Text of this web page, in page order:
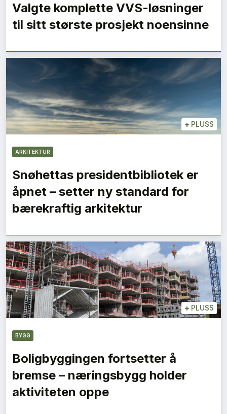
Valgte komplette VVS-løsninger
til sitt største prosjekt noensinne
+ PLUSS
ARKITEKTUR
Snøhettas presidentbibliotek er
åpnet – setter ny standard for
bærekraftig arkitektur
+ PLUSS
BYGG
Boligbyggingen fortsetter å
bremse – næringsbygg holder
aktiviteten oppe